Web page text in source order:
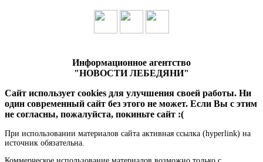
Информационное агентство
"НОВОСТИ ЛЕБЕДЯНИ"
Сайт использует cookies для улучшения своей работы. Ни
один современный сайт без этого не может. Если Вы с этим
не согласны, пожалуйста, покиньте сайт :(
При использовании материалов сайта активная ссылка (hyperlink) на
источник обязательна.